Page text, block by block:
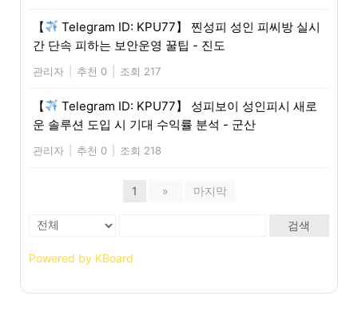
【
Telegram ID: KPU77】 찐성피 성인 피씨방 실시
간 단속 피하는 보안운영 꿀팁 - 진도
관리자 추천 0 조회 217
【
Telegram ID: KPU77】 성피보이 성인피시 새로
운 솔루션 도입 시 기대 수익률 분석 - 군산
관리자 추천 0 조회 218
1 » 마지막
검색
Powered by KBoard